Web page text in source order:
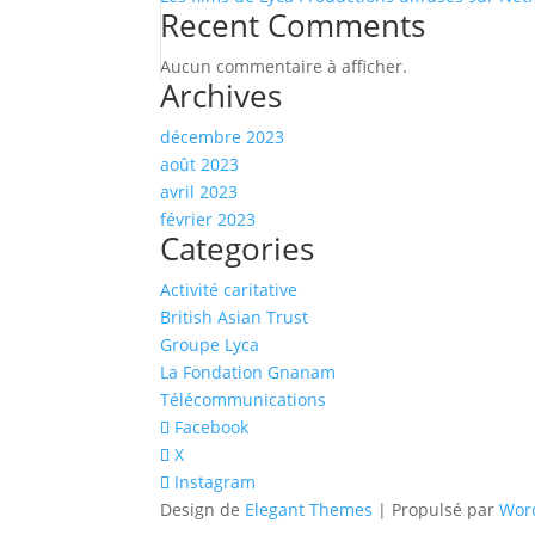
Recent Comments
Aucun commentaire à afficher.
Archives
décembre 2023
août 2023
avril 2023
février 2023
Categories
Activité caritative
British Asian Trust
Groupe Lyca
La Fondation Gnanam
Télécommunications
Facebook
X
Instagram
Design de Elegant Themes | Propulsé par